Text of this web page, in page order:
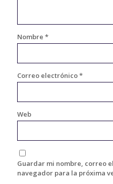
Nombre *
Correo electrónico*
Web
Guardar mi nombre, correo
navegador para la próxima